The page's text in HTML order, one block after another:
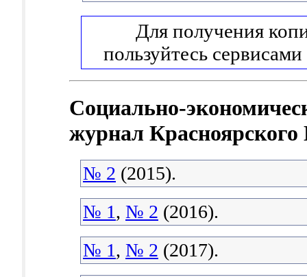
Для получения
пользуйтесь сервисами
Социально-
журнал
№ 2 (2015).
№ 1, № 2 (2016).
№ 1, № 2 (2017).